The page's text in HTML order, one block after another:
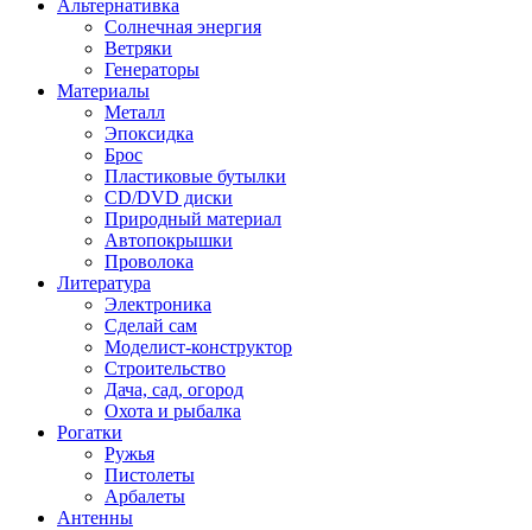
Альтернативка
Солнечная энергия
Ветряки
Генераторы
Материалы
Металл
Эпоксидка
Брос
Пластиковые бутылки
CD/DVD диски
Природный материал
Автопокрышки
Проволока
Литература
Электроника
Сделай сам
Моделист-конструктор
Строительство
Дача, сад, огород
Охота и рыбалка
Рогатки
Ружья
Пистолеты
Арбалеты
Антенны